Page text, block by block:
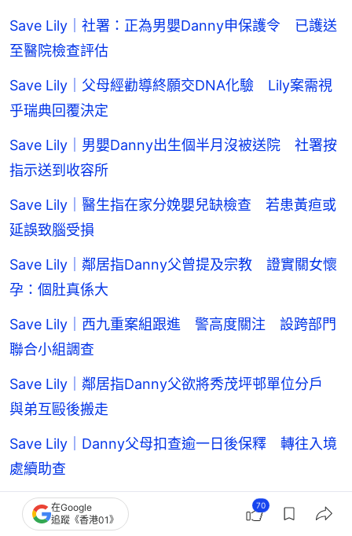
Save Lily｜社署：正為男嬰Danny申保護令 已護送
至醫院檢查評估
Save Lily｜父母經勸導終願交DNA化驗 Lily案需視
乎瑞典回覆決定
Save Lily｜男嬰Danny出生個半月沒被送院 社署按
指示送到收容所
Save Lily｜醫生指在家分娩嬰兒缺檢查 若患黃疸或
延誤致腦受損
Save Lily｜鄰居指Danny父曾提及宗教 證實關女懷
孕：個肚真係大
Save Lily｜西九重案組跟進 警高度關注 設跨部門
聯合小組調查
Save Lily｜鄰居指Danny父欲將秀茂坪邨單位分戶
與弟互毆後搬走
Save Lily｜Danny父母扣查逾一日後保釋 轉往入境
處續助查
Save Lily｜驗DNA證血緣關係 非常父母想接回
Danny回家要過三關
在Google
追蹤《香港01》
70